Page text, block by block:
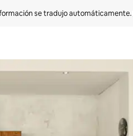
se tradujo automáticamente.